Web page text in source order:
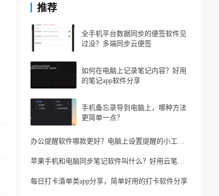
推荐
全手机平台数据同步的便签软件见
过没？多端同步云便签
如何在电脑上记录笔记内容？好用
的笔记app软件分享
手机备忘录导到电脑上，哪种方法
更简单一点？
办公提醒软件哪款更好？电脑上设置提醒的小工具推荐
苹果手机和电脑同步笔记软件叫什么？好用云笔记软件分享
每日打卡清单类app分享，简单好用的打卡软件分享